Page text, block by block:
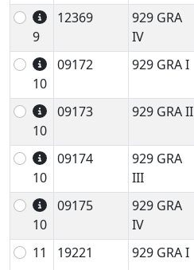
9
12369
929 GRA
IV
10
09172 929 GRA I
10
09173 929 GRA II
10
09174
929 GRA
III
10
09175
929 GRA
IV
11
19221 929 GRA I